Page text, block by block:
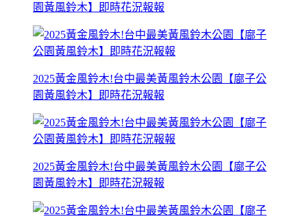
園黃風鈴木】即時花況報報
2025黃金風鈴木!台中最美黃風鈴木公園【廍子公
園黃風鈴木】即時花況報報
2025黃金風鈴木!台中最美黃風鈴木公園【廍子公
園黃風鈴木】即時花況報報